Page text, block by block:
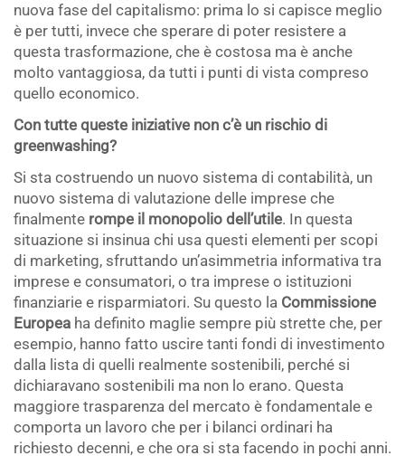
nuova fase del capitalismo: prima lo si capisce meglio
è per tutti, invece che sperare di poter resistere a
questa trasformazione, che è costosa ma è anche
molto vantaggiosa, da tutti i punti di vista compreso
quello economico.
Con tutte queste iniziative non c’è un rischio di
greenwashing?
Si sta costruendo un nuovo sistema di contabilità, un
nuovo sistema di valutazione delle imprese che
finalmente rompe il monopolio dell’utile. In questa
situazione si insinua chi usa questi elementi per scopi
di marketing, sfruttando un’asimmetria informativa tra
imprese e consumatori, o tra imprese o istituzioni
finanziarie e risparmiatori. Su questo la Commissione
Europea ha definito maglie sempre più strette che, per
esempio, hanno fatto uscire tanti fondi di investimento
dalla lista di quelli realmente sostenibili, perché si
dichiaravano sostenibili ma non lo erano. Questa
maggiore trasparenza del mercato è fondamentale e
comporta un lavoro che per i bilanci ordinari ha
richiesto decenni, e che ora si sta facendo in pochi anni.